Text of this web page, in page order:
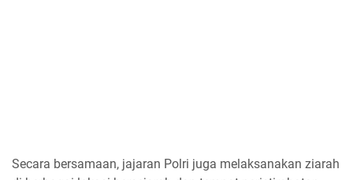
Secara bersamaan, jajaran Polri juga melaksanakan ziarah